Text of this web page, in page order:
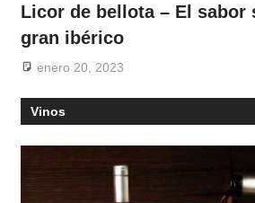
Licor de bellota – El sabor
gran ibérico
enero 20, 2023
Vinos